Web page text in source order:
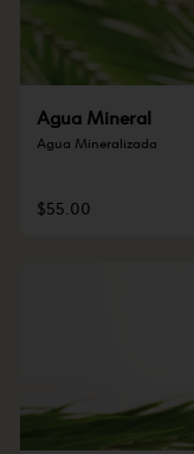
Agua Mineral
Agua Mineralizada
$55.00